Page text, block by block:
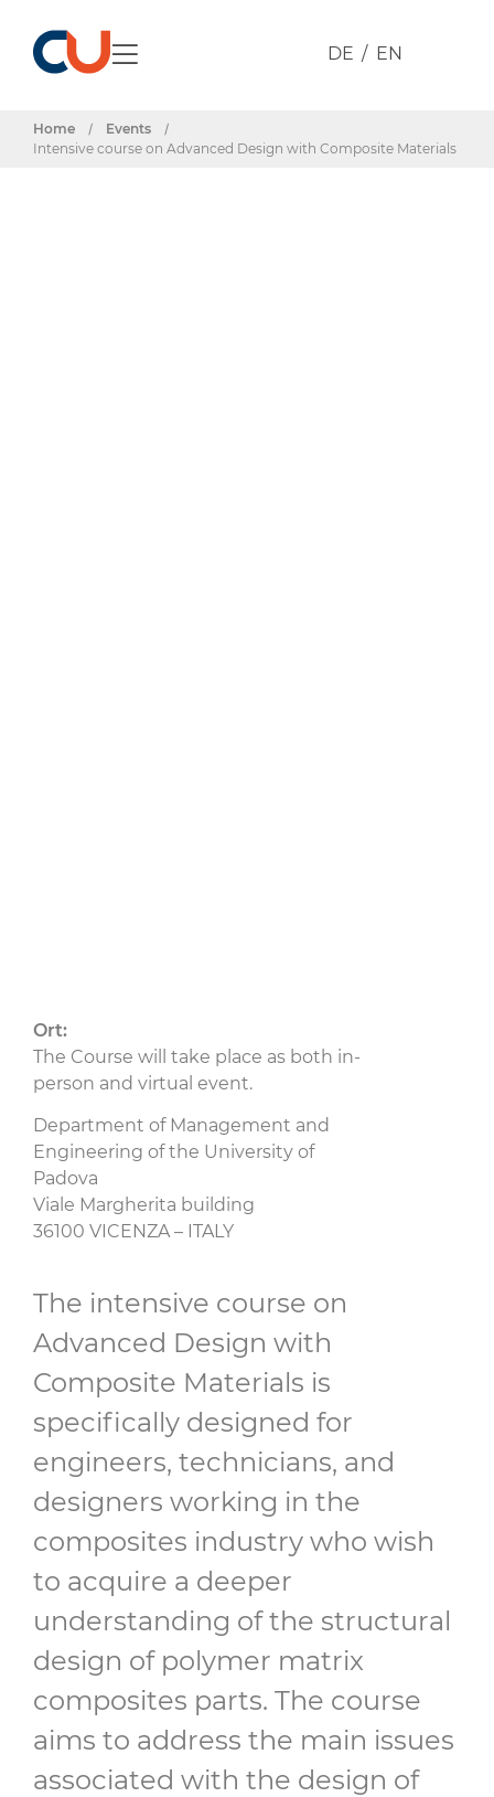
DE EN
Home / Events
/
Intensive course on Advanced Design with Composite Materials
Ort:
The Course will take place as both in-
person and virtual event.
Department of Management and
Engineering of the University of
Padova
Viale Margherita building
36100 VICENZA – ITALY
The intensive course on
Advanced Design with
Composite Materials is
specifically designed for
engineers, technicians, and
designers working in the
composites industry who wish
to acquire a deeper
understanding of the structural
design of polymer matrix
composites parts. The course
aims to address the main issues
associated with the design of